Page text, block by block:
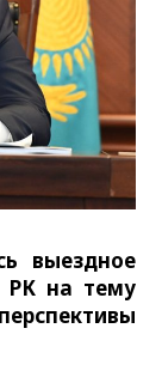
выездное
РК на тему